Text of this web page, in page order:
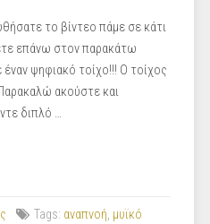
το βίντεο πάμε σε κάτι
επάνω στον παρακάτω
ψηφιακό τοίχο!!! Ο τοίχος
ακούστε και
διπλό …
Tags: αναπνοή, μυϊκό